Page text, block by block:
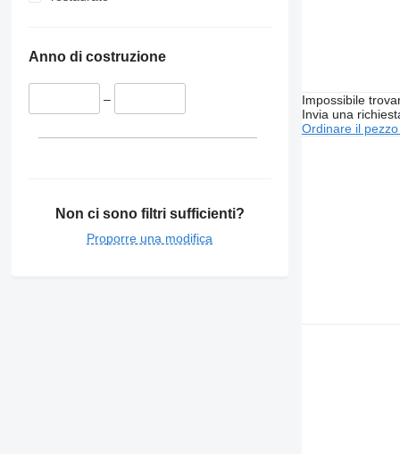
Anno di costruzione
–
Non ci sono filtri sufficienti?
Proporre una modifica
Impossibile
Invia una
Ordinare il